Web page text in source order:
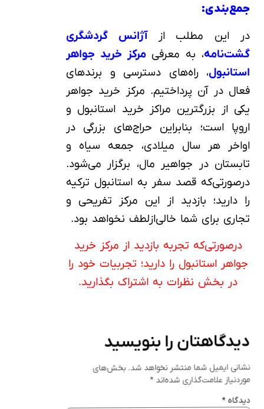
جمع‌بندی:
در این مطلب ازآژانس گردشگری
گشت‌نامه، به معرفیمرکز خرید جواهر
استانبول، راه‌های دسترسی و برندهای
فعال در آن پرداختیم. مرکز خرید جواهر
یکی از بزرگترین مراکز خرید استانبول و
اروپا است؛ بنابراین حراج‌های بزرگی در
اواخر هر سال میلادی، جمعه سیاه و
تابستان در جواهیر مال، برگزار می‌شود.
درصورتی‌که قصد سفر به استانبول ترکیه
را دارید؛ بازدید از این مرکز تفریحی و
تجاری برای شما خالی‌ازلطف نخواهد بود.
درصورتی‌که تجربه بازدید از مرکز خرید
جواهر استانبول را دارید؛ تجربیات خود را
در بخش نظرات به اشتراک بگذارید.
دیدگاهتان را بنویسید
نشانی ایمیل شما منتشر نخواهد شد. بخش‌های
موردنیاز علامت‌گذاری شده‌اند*
دیدگاه*